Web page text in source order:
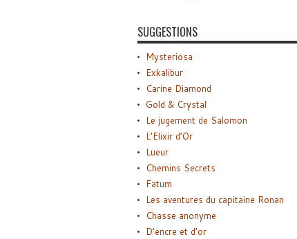
SUGGESTIONS
Mysteriosa
Exkalibur
Carine Diamond
Gold & Crystal
Le jugement de Salomon
L’Elixir d’Or
Lueur
Chemins Secrets
Fatum
Les aventures du capitaine Ronan
Chasse anonyme
D’encre et d’or